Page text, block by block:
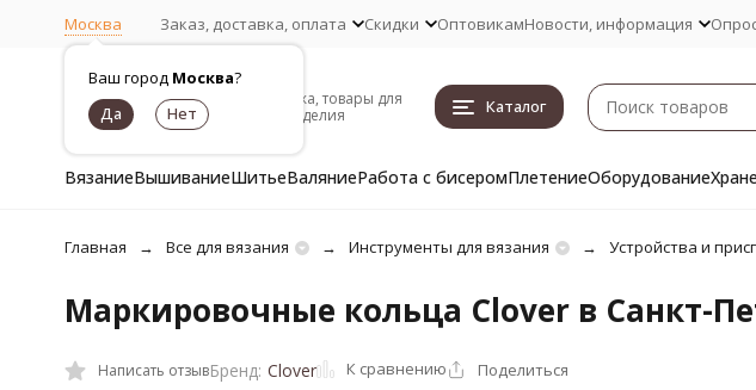
Москва
Ваш город Москва?
Заказ, доставка, оплата Скидки ОптовикамНовости, информация
Пряжа, товары для
рукоделия
Каталог
ВязаниеВышиваниеШитьеВаляниеРабота с бисеромПлетениеОборудование
Главная Все для вязания Инструменты для вязания Устройства и
Маркировочные кольца Clover в Санкт-
Написать отзывБренд: Clover К сравнению Поделиться